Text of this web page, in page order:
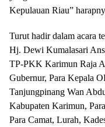
Kepulauan Riau”
Turut hadir dalam acara
Hj. Dewi Kumalasari
TP-PKK Karimun Raja
Gubernur, Para Kepala
Tanjungpinang Wan
Kabupaten Karimun,
Para Camat, Lurah,